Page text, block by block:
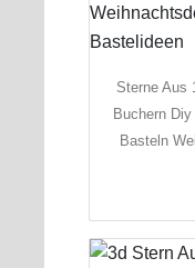
Sterne Aus
Buchern
Basteln